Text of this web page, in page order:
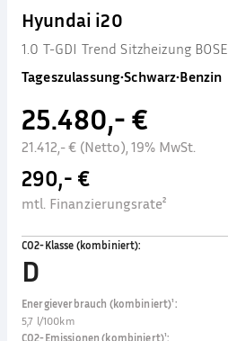
Hyundai i20
1.0 T-GDI Trend Sitzheizung BOSE
Tageszulassung•Schwarz•Benzin
25.480,- €
21.412,- € (Netto), 19% MwSt.
290,- €
mtl. Finanzierungsrate²
CO2-Klasse (kombiniert):
D
Energieverbrauch (kombiniert)¹:
5,7 l/100km
CO2-Emissionen (kombiniert)¹: